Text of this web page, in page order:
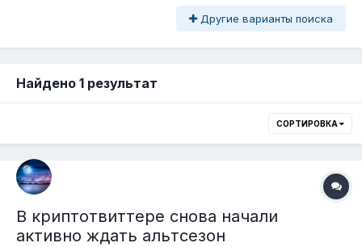
Другие варианты поиска
Найдено 1 результат
СОРТИРОВКА
В криптотвиттере снова начали
активно ждать альтсезон